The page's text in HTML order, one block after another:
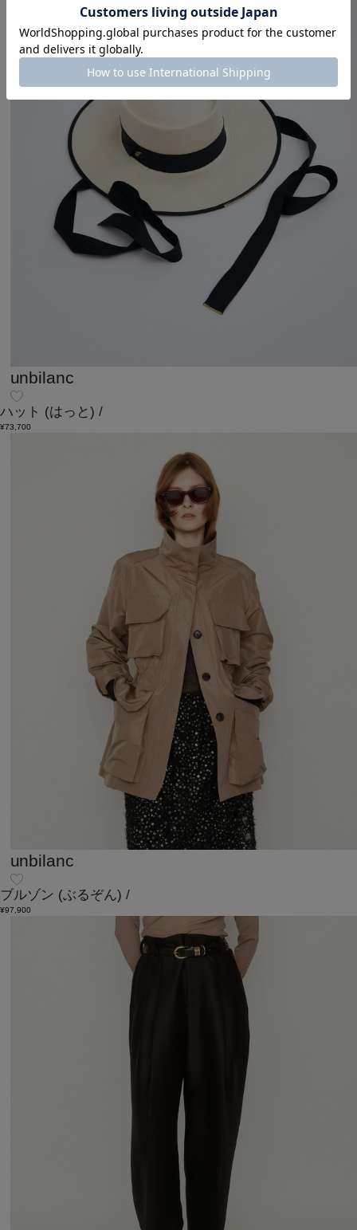
unbilanc
ハット (はっと) /
¥73,700
unbilanc
ブルゾン (ぶるぞん) /
¥97,900